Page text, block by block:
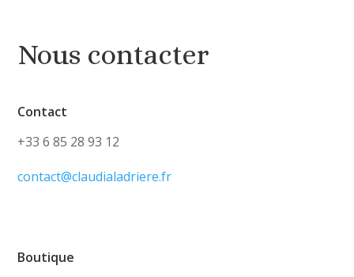
Nous contacter
Contact
+33 6 85 28 93 12
contact@claudialadriere.fr
Boutique